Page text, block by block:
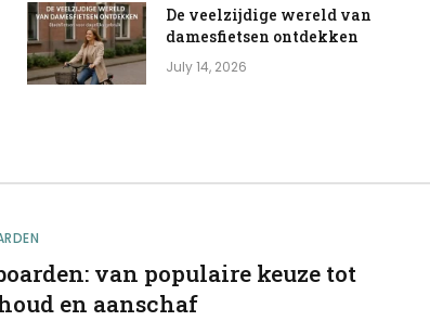
De veelzijdige wereld van
damesfietsen ontdekken
July 14, 2026
van populaire keuze tot
en aanschaf